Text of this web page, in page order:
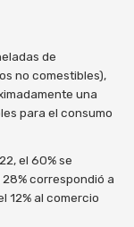
de
no comestibles),
una
para el consumo
el 60% se
correspondió a
12% al comercio